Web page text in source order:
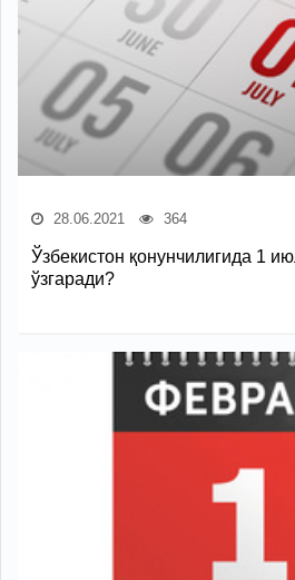
28.06.2021 364
Ўзбекистон қонунчилигида 1
ўзгаради?